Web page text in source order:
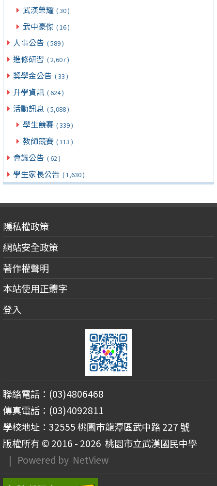
武漢榮耀 ( 30 )
武中豪傑 ( 16 )
人事公告 ( 589 )
進修研習 ( 2,607 )
獎學金公告 ( 33 )
升學資訊 ( 624 )
活動訊息 ( 5,088 )
學生競賽 ( 339 )
教師競賽 ( 113 )
會議公告 ( 62 )
學生家長公告 ( 1,630 )
隱私權政策
網站安全政策
著作權聲明
本站使用正體字
登入
聯絡電話：(03)4806468
傳真電話：(03)4092811
學校地址：32555 桃園市龍潭區武中路 227 號
版權所有 © 2016 - 2026 桃園市立武漢國民中學
| Powered by NetView